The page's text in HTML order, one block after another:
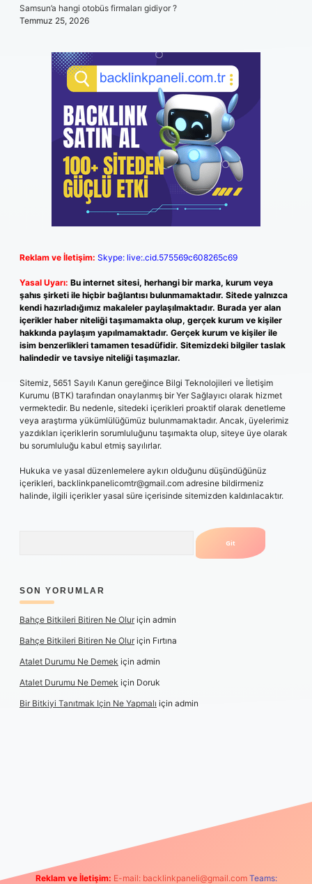
Samsun’a hangi otobüs firmaları gidiyor ?
Temmuz 25, 2026
Reklam ve İletişim: Skype: live:.cid.575569c608265c69
Yasal Uyarı: Bu internet sitesi, herhangi bir marka, kurum veya
şahıs şirketi ile hiçbir bağlantısı bulunmamaktadır. Sitede yalnızca
kendi hazırladığımız makaleler paylaşılmaktadır. Burada yer alan
içerikler haber niteliği taşımamakta olup, gerçek kurum ve kişiler
hakkında paylaşım yapılmamaktadır. Gerçek kurum ve kişiler ile
isim benzerlikleri tamamen tesadüfidir. Sitemizdeki bilgiler taslak
halindedir ve tavsiye niteliği taşımazlar.
Sitemiz, 5651 Sayılı Kanun gereğince Bilgi Teknolojileri ve İletişim
Kurumu (BTK) tarafından onaylanmış bir Yer Sağlayıcı olarak hizmet
vermektedir. Bu nedenle, sitedeki içerikleri proaktif olarak denetleme
veya araştırma yükümlülüğümüz bulunmamaktadır. Ancak, üyelerimiz
yazdıkları içeriklerin sorumluluğunu taşımakta olup, siteye üye olarak
bu sorumluluğu kabul etmiş sayılırlar.
Hukuka ve yasal düzenlemelere aykırı olduğunu düşündüğünüz
içerikleri, backlinkpanelicomtr@gmail.com adresine bildirmeniz
halinde, ilgili içerikler yasal süre içerisinde sitemizden kaldırılacaktır.
SON YORUMLAR
Bahçe Bitkileri Bitiren Ne Oluriçin admin
Bahçe Bitkileri Bitiren Ne Oluriçin Fırtına
Atalet Durumu Ne Demek için admin
Atalet Durumu Ne Demek için Doruk
Bir Bitkiyi Tanıtmak Için Ne Yapmalı için admin
Reklam ve İletişim: E-mail: backlinkpaneli@gmail.com Teams: